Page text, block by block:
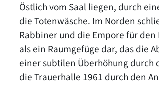
Östlich vom Saal liegen, durch
die Totenwäsche. Im Norden
Rabbiner und die Empore für
als ein Raumgefüge dar, das die
einer subtilen Überhöhung
die Trauerhalle 1961 durch den